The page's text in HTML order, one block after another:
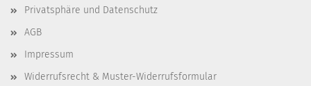
Privatsphäre und Datenschutz
AGB
Impressum
Widerrufsrecht & Muster-Widerrufsformular